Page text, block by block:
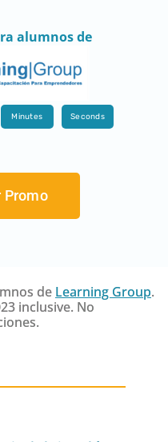
alumnos de
Minutes Seconds
de Learning Group.
inclusive. No